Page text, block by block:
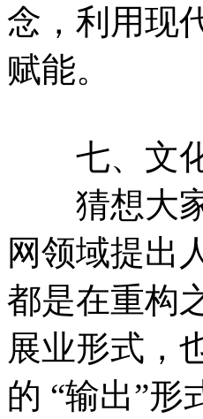
念，利用现
赋能。
七、文
猜想大家
网领域提出
都是在重构
展业形式，
的 “输出”